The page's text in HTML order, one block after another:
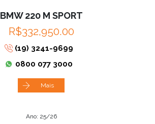
BMW 220 M SPORT
R$332,950.00
(19) 3241-9699
0800 077 3000
Mais
Ano: 25/26